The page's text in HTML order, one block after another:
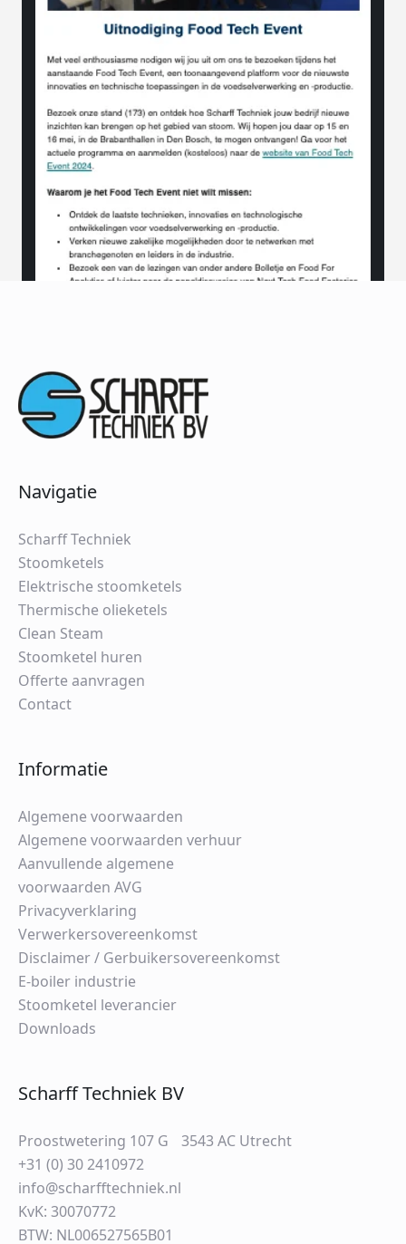
Navigatie
Scharff Techniek
Stoomketels
Elektrische stoomketels
Thermische olieketels
Clean Steam
Stoomketel huren
Offerte aanvragen
Contact
Informatie
Algemene voorwaarden
Algemene voorwaarden verhuur
Aanvullende algemene
voorwaarden AVG
Privacyverklaring
Verwerkersovereenkomst
Disclaimer / Gerbuikersovereenkomst
E-boiler industrie
Stoomketel leverancier
Downloads
Scharff Techniek BV
Proostwetering 107 G 3543 AC Utrecht
+31 (0) 30 2410972
info@scharfftechniek.nl
KvK: 30070772
BTW: NL006527565B01